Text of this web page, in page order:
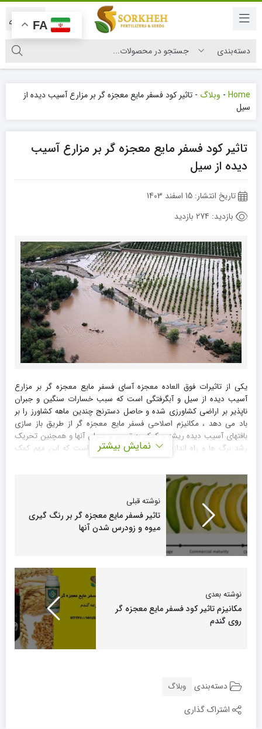
Home
- وبلاگ - تاثیر کود فسفر مایع معجزه گر بر مزارع آسیب دیده از
سیل
تاثیر کود فسفر مایع معجزه گر بر مزارع آسیب
دیده از سیل
تاریخ انتشار: 15 اسفند 1403
بازدید: 274 بازدید
یکی از تاثیرات فوق العاده معجزه آسای فسفر مایع معجزه گر بر مزارع
آسیب دیده از سیل و آبگرفتگی است که سبب خسارات سنگین و جبران
ناپذیر بر اراضی کشاورزی شده و حاصل دسترنج چندین ماهه کشاورز را بر
باد می دهد ، مکانیزم اصلاحی فسفر مایع معجزه گر از طریق باز سازی
بافتهای آسیب دیده ریشه و کمک به ترمیم و جبران آنها و همچنین تحریک
رشد برگ ها و راه اندازی سیکل فتوسنتز در گیاه است که این مهم کمک
در ادامه تصاویر ارسالی از مزرعه ذرت جناب آقای ولی نژاد ، کشاورز محترم از
فرمائید و در تصاویر (4) و (5) به وضوح تاثیر محلول فسفر مایع معجزه گر
را بر برگشت موفقیت آمیز مزرعه به وضعیت طبیعی خود را مشاهده می
فرمائید .
تصویر (1) وضعیت مزرعه ذرت آسیب دیده بعد از سیل مشهد
نمایش بیشتر
نوشته قبلی
تاثیر فسفر مایع معجزه گر بر رنگ گیری
میوه و زودرس شدن آنها
نوشته بعدی
مکانیزم تاثیر کود فسفر مایع معجزه گر
روی گندم
دسته‌بندی وبلاگ
اشتراک گذاری
FA